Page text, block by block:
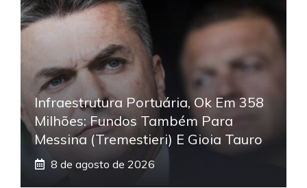
Infraestrutura Portuária, Ok Em 358
Milhões: Fundos Também Para
Messina (Tremestieri) E Gioia Tauro
8 de agosto de 2026